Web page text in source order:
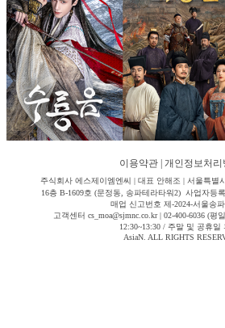
이용약관 개인정보처리
주식회사 에스제이엠엔씨 | 대표 안해조 | 서울특별
16층 B-1609호 (문정동, 송파테라타워2) 사업자등
매업 신고번호 제-2024-서울송파
고객센터 cs_moa@sjmnc.co.kr | 02-400-6036 (평
12:30~13:30 / 주말 및 공휴일
AsiaN. ALL RIGHTS